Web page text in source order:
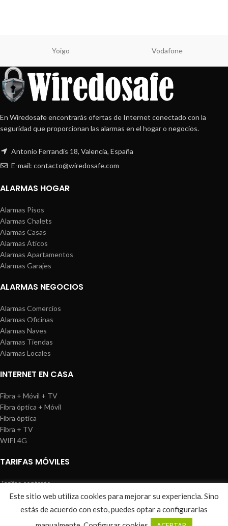
Yoigo Vodafone
En Wiredosafe encontrarás ofertas de Internet conectado con la
seguridad que proporcionan las alarmas en el hogar o negocios.
Antonio Ferrandis 18, Valencia, España
E-mail: contacto@wiredosafe.com
ALARMAS HOGAR
Alarmas Pisos
Alarmas Chalets
Alarmas Casas
Alarmas Áticos
Alarmas Apartamentos
Alarmas Garajes
ALARMAS NEGOCIOS
Alarmas Comercios
Alarmas Oficinas
Alarmas Naves
Alarmas Tiendas
Alarmas Locales
INTERNET EN CASA
Fibra + Móvil + TV
Fibra óptica + Móvil
Fibra óptica
Fibra + TV
WIFI 4G
TARIFAS MÓVILES
Tarifas contrato
Tarifas prepago
WIREDOSAFE Aviso Legal Política de Cookies |Sitemap
Este sitio web utiliza cookies para mejorar su experiencia. Sino
estás de acuerdo con esto, puedes optar a configurarlas